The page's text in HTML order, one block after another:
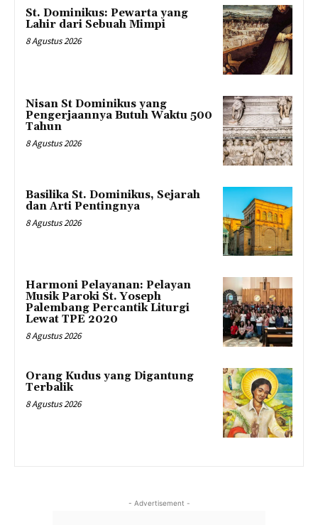
St. Dominikus: Pewarta yang
Lahir dari Sebuah Mimpi
8 Agustus 2026
Nisan St Dominikus yang
Pengerjaannya Butuh Waktu 500
Tahun
8 Agustus 2026
Basilika St. Dominikus, Sejarah
dan Arti Pentingnya
8 Agustus 2026
Harmoni Pelayanan: Pelayan
Musik Paroki St. Yoseph
Palembang Percantik Liturgi
Lewat TPE 2020
8 Agustus 2026
Orang Kudus yang Digantung
Terbalik
8 Agustus 2026
- Advertisement -